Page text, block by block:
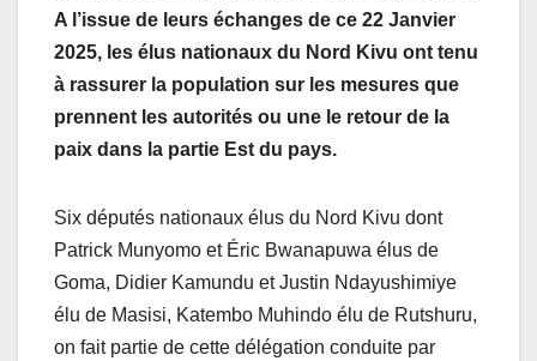
A l’issue de leurs échanges de ce 22 Janvier
2025, les élus nationaux du Nord Kivu ont tenu
à rassurer la population sur les mesures que
prennent les autorités ou une le retour de la
paix dans la partie Est du pays.
Six députés nationaux élus du Nord Kivu dont
Patrick Munyomo et Éric Bwanapuwa élus de
Goma, Didier Kamundu et Justin Ndayushimiye
élu de Masisi, Katembo Muhindo élu de Rutshuru,
on fait partie de cette délégation conduite par